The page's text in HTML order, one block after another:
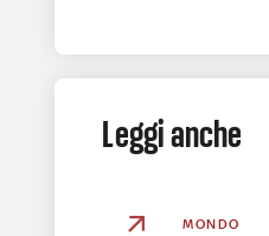
Leggi anche
MONDO